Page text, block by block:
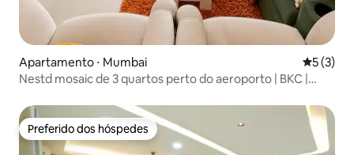
Apartamento ⋅ Mumbai 5 de
5 (3)
Nestd mosaic de 3 quartos perto do aeroporto | BKC |
Preferido dos hóspedes
Preferido dos hóspedes